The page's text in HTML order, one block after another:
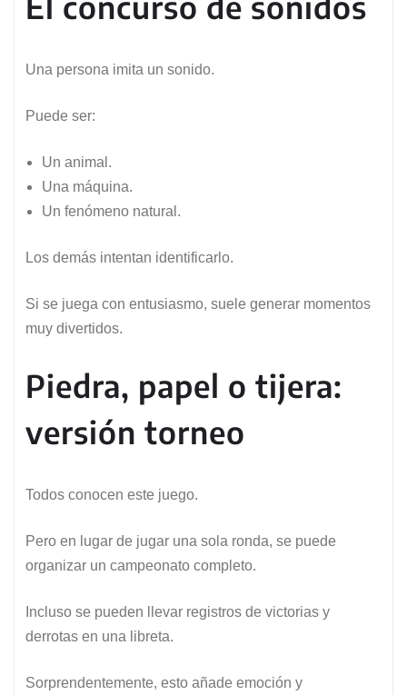
Una persona imita un sonido.
Puede ser:
Un animal.
Una máquina.
Un fenómeno natural.
Los demás intentan identificarlo.
Si se juega con entusiasmo, suele generar momentos
muy divertidos.
Piedra, papel o tijera:
versión torneo
Todos conocen este juego.
Pero en lugar de jugar una sola ronda, se puede
organizar un campeonato completo.
Incluso se pueden llevar registros de victorias y
derrotas en una libreta.
Sorprendentemente, esto añade emoción y